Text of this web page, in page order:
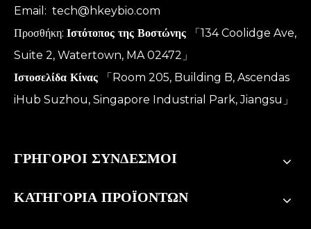
Email: tech@hkeybio.com
Προσθήκη: Ιστότοπος της Βοστώνης
「134 Coolidge Ave,
Suite 2, Watertown, MA 02472」
Ιστοσελίδα Κίνας
「Room 205, Building B, Ascendas
iHub Suzhou, Singapore Industrial Park, Jiangsu」
ΓΡΗΓΟΡΟΙ ΣΥΝΔΕΣΜΟΙ
ΚΑΤΗΓΟΡΙΑ ΠΡΟΪΟΝΤΩΝ